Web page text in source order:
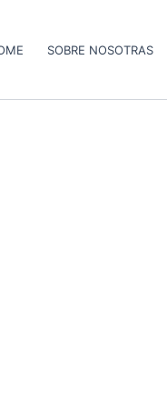
SOBRE NOSOTRAS